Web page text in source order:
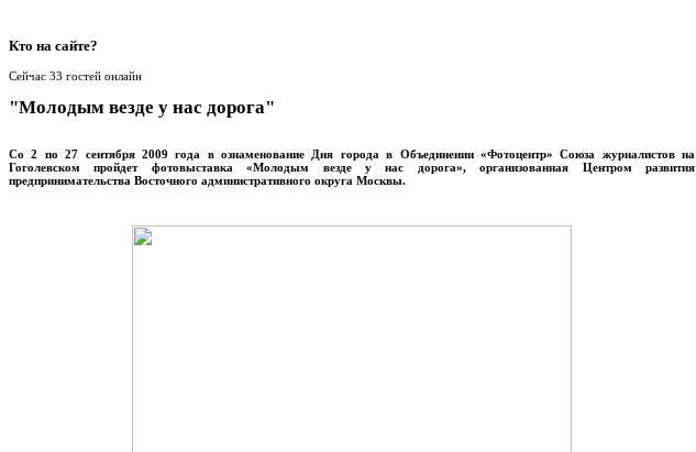
Кто на сайте?
Сейчас 33 гостей онлайн
"Молодым везде у нас дорога"
Со 2 по 27 сентября 2009 года в ознаменование Дня города в Объединении «Фотоцентр» Союза журналистов на
Гоголевском пройдет фотовыставка «Молодым везде у нас дорога», организованная Центром развития
предпринимательства Восточного административного округа Москвы.